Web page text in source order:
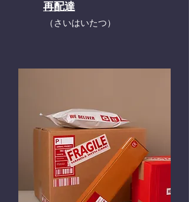
再配達
​（さいはいたつ）